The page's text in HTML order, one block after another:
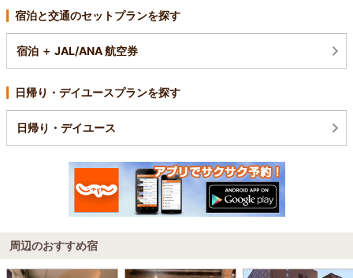
宿泊と交通のセットプランを探す
宿泊 ＋ JAL/ANA 航空券
日帰り・デイユースプランを探す
日帰り・デイユース
周辺のおすすめ宿